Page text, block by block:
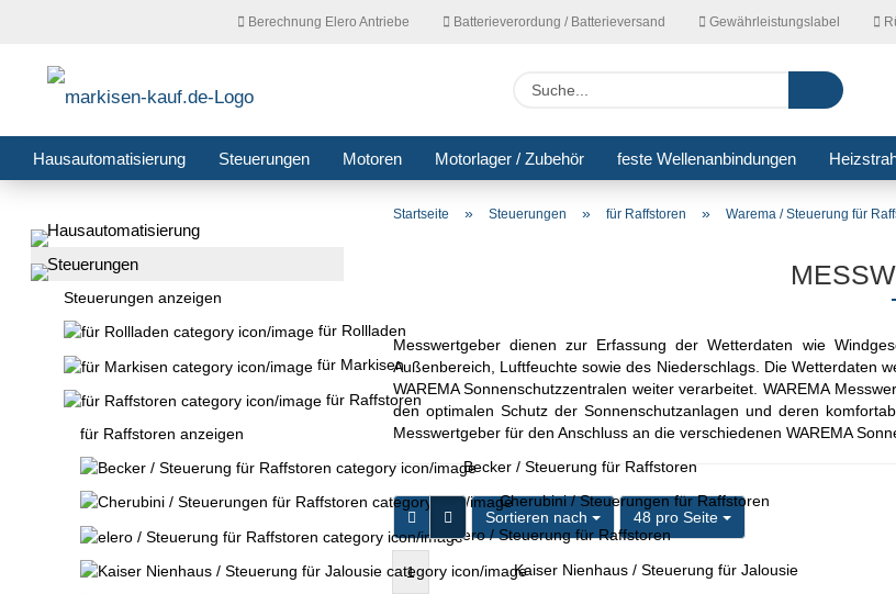
Berechnung Elero Antriebe Batterieverordung / Batterieversand Gewährleistungslabel
Suche...
Hausautomatisierung Steuerungen Motoren Motorlager / Zubehör feste Wellenanbindungen
Startseite » Steuerungen » für Raffstoren » Warema / Steuerung für
Messwertgeber dienen zur Erfassung der Wetterdaten wie
Außenbereich, Luftfeuchte sowie des Niederschlags. Die Wetterdaten
WAREMA Sonnenschutzzentralen weiter verarbeitet. WAREMA
den optimalen Schutz der Sonnenschutzanlagen und deren
Messwertgeber für den Anschluss an die verschiedenen WAREMA
Sortieren nach
Sortieren nach 48 pro Seite
pro Seite
1
Hausautomatisierung
Steuerungen
Steuerungen anzeigen
für Rollladen
für Markisen
für Raffstoren
für Raffstoren anzeigen
Becker / Steuerung für Raffstoren
Cherubini / Steuerungen für Raffstoren
elero / Steuerung für Raffstoren
Kaiser Nienhaus / Steuerung für Jalousie